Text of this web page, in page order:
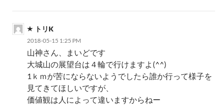
トリK
2018-05-15 1:25 PM
山神さん、まいどです
大城山の展望台は４輪で行けますよ(^^)
1ｋｍが苦にならないようでしたら誰か行って様子を
見てきてほしいですが、
価値観は人によって違いますからねー